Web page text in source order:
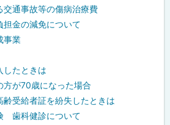
交通事故等の傷病治療費
担金の減免について
事業
したときは
方が70歳になった場合
齢受給者証を紛失したときは
歯科健診について